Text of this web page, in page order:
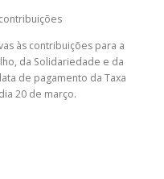
às contribuições para a
da Solidariedade e da
de pagamento da Taxa
20 de março.